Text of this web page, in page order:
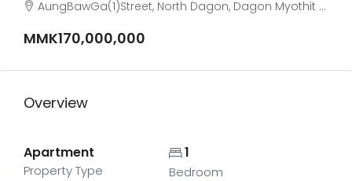
AungBawGa(1)Street, North Dagon, Dagon Myothit District, Yangon City, Yangon, 11090, Myanmar
MMK170,000,000
Overview
Apartment
Property Type
1
Bedroom